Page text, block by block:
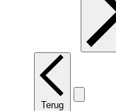
Terug